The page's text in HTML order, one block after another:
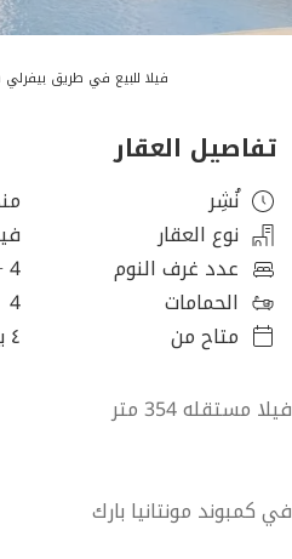
فيلا للبيع في طريق بيفرلي
تفاصيل العقار
نُشِر
منذ
نوع العقار
عدد غرف النوم
4
الحمامات
4
متاح من
٤ يونيو ٢٠٢٦
فيلا مستقله 354 متر
في كمبوند مونتانيا بارك